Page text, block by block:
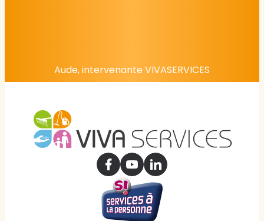
Aude, intervenante VIVASERVICES